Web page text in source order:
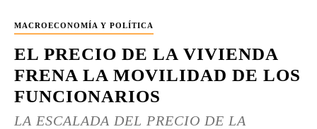
MACROECONOMÍA Y POLÍTICA
EL PRECIO DE LA VIVIENDA
FRENA LA MOVILIDAD DE LOS
FUNCIONARIOS
LA ESCALADA DEL PRECIO DE LA